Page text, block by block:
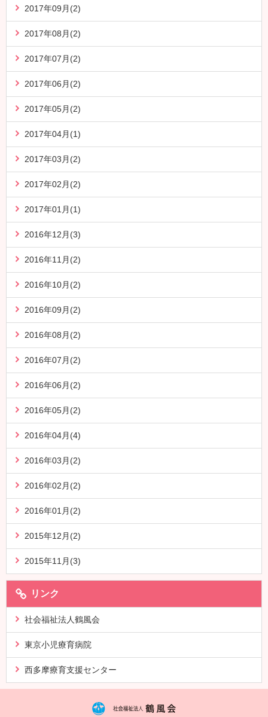
2017年09月(2)
2017年08月(2)
2017年07月(2)
2017年06月(2)
2017年05月(2)
2017年04月(1)
2017年03月(2)
2017年02月(2)
2017年01月(1)
2016年12月(3)
2016年11月(2)
2016年10月(2)
2016年09月(2)
2016年08月(2)
2016年07月(2)
2016年06月(2)
2016年05月(2)
2016年04月(4)
2016年03月(2)
2016年02月(2)
2016年01月(2)
2015年12月(2)
2015年11月(3)
リンク
社会福祉法人鶴風会
東京小児療育病院
西多摩療育支援センター